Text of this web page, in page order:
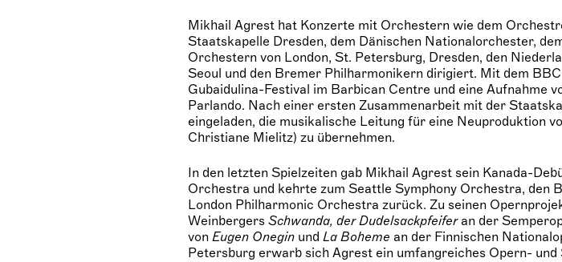
Mikhail Agrest hat Konzerte mit Orchestern wie dem
Staatskapelle Dresden, dem Dänischen Nationalorchester,
Orchestern von London, St. Petersburg, Dresden, den
Seoul und den Bremer Philharmonikern dirigiert. Mit dem
Gubaidulina-Festival im Barbican Centre und eine Aufnahme
Parlando. Nach einer ersten Zusammenarbeit mit der
eingeladen, die musikalische Leitung für eine Neuproduktion
Christiane Mielitz) zu übernehmen.
In den letzten Spielzeiten gab Mikhail Agrest sein Kanada-
Orchestra und kehrte zum Seattle Symphony Orchestra, den
London Philharmonic Orchestra zurück. Zu seinen
WeinbergersSchwanda, der Dudelsackpfeiferan der
vonEugen Onegin undLa Boheme an der Finnischen
Petersburg erwarb sich Agrest ein umfangreiches Opern-